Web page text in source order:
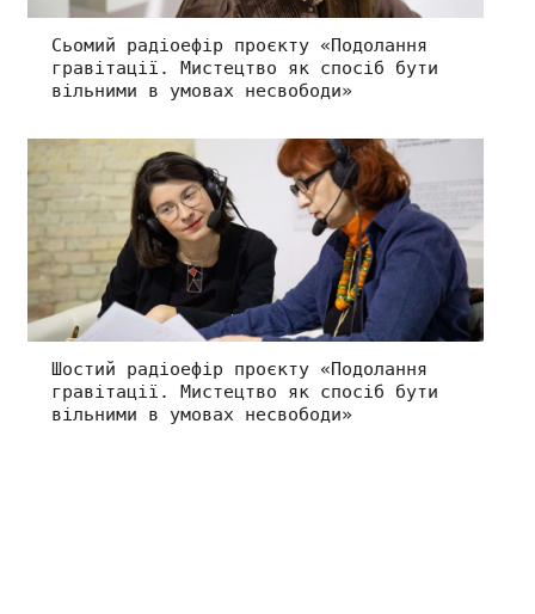
Сьомий радіоефір проєкту «Подолання
гравітації. Мистецтво як спосіб бути
вільними в умовах несвободи»
Шостий радіоефір проєкту «Подолання
гравітації. Мистецтво як спосіб бути
вільними в умовах несвободи»